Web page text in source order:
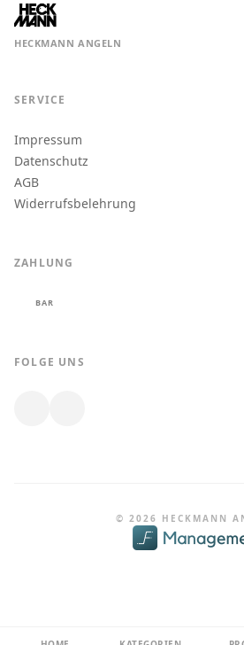
HECKMANN ANGELN
SERVICE
Impressum
Datenschutz
AGB
Widerrufsbelehrung
ZAHLUNG
BAR
FOLGE UNS
© 2026 HECKMANN